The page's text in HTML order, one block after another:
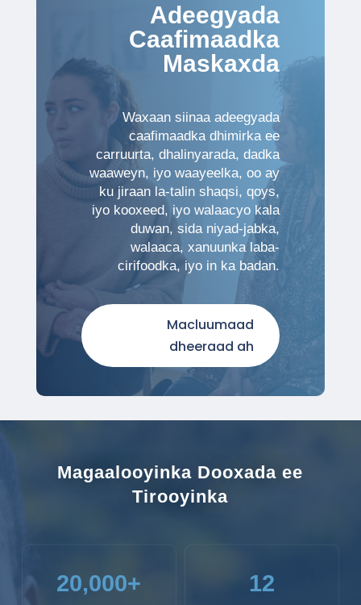
Adeegyada
Caafimaadka
Maskaxda
Waxaan siinaa adeegyada
caafimaadka dhimirka ee
carruurta, dhalinyarada, dadka
waaweyn, iyo waayeelka, oo ay
ku jiraan la-talin shaqsi, qoys,
iyo kooxeed, iyo walaacyo kala
duwan, sida niyad-jabka,
walaaca, xanuunka laba-
cirifoodka, iyo in ka badan.
Macluumaad
dheeraad ah
Magaalooyinka Dooxada ee
Tirooyinka
20,000+ 12